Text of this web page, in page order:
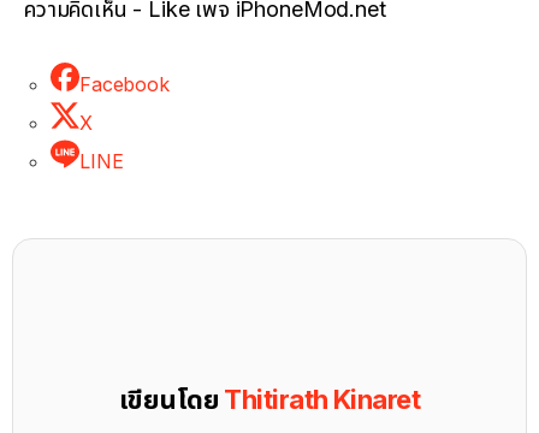
ความคิดเห็น - Like เพจ iPhoneMod.net
Facebook
X
LINE
เขียนโดย Thitirath Kinaret